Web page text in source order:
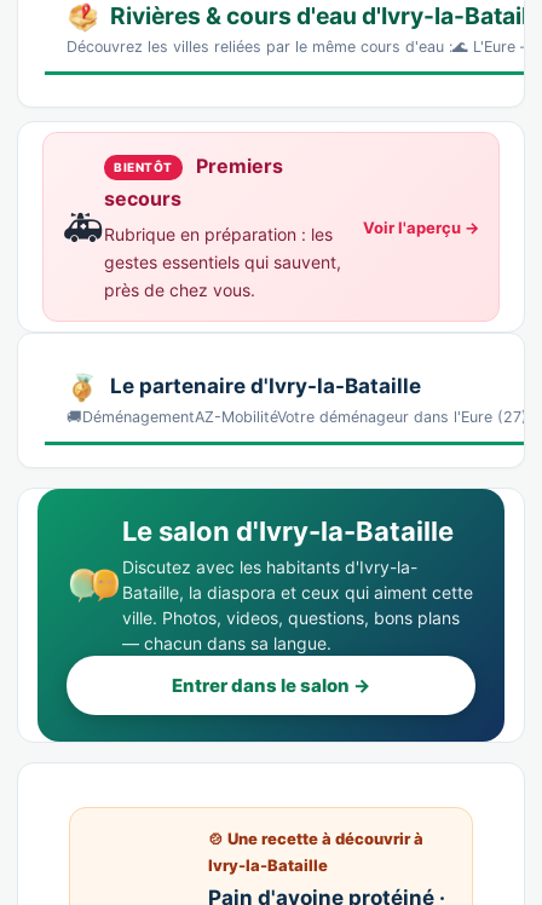
Rivières & cours d'eau d'Ivry-la-
Découvrez les villes reliées par le même cours d'eau :🌊 L'Eure —
🚑
BIENTÔT
Premiers
secours
Rubrique en préparation : les
gestes essentiels qui sauvent,
près de chez vous.
Voir l'aperçu →
Le partenaire d'Ivry-la-Bataille
🚚DéménagementAZ-MobilitéVotre déménageur dans l'Eure
Le salon d'Ivry-la-Bataille
Discutez avec les habitants d'Ivry-la-
Bataille, la diaspora et ceux qui aiment cette
ville. Photos, videos, questions, bons plans
— chacun dans sa langue.
Entrer dans le salon →
🍲 Une recette à découvrir à
Ivry-la-Bataille
Pain d'avoine protéiné ·